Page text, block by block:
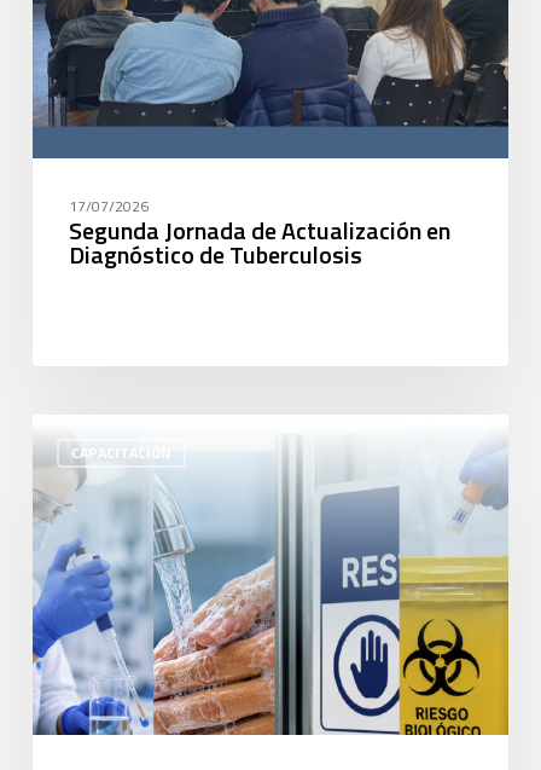
17/07/2026
Segunda Jornada de Actualización en
Diagnóstico de Tuberculosis
CAPACITACIÓN